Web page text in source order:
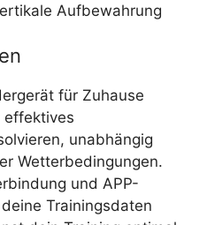
Aufbewahrung
für Zuhause
effektives
unabhängig
Wetterbedingungen.
und APP-
Trainingsdaten